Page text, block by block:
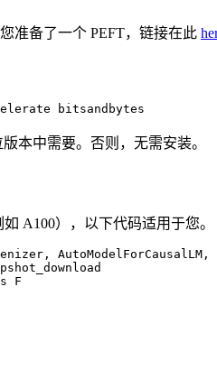
准备了一个 PEFT，链接在此
bitsandbytes
本中需要。否则，无需安装。
A100），以下代码适用于您。
F